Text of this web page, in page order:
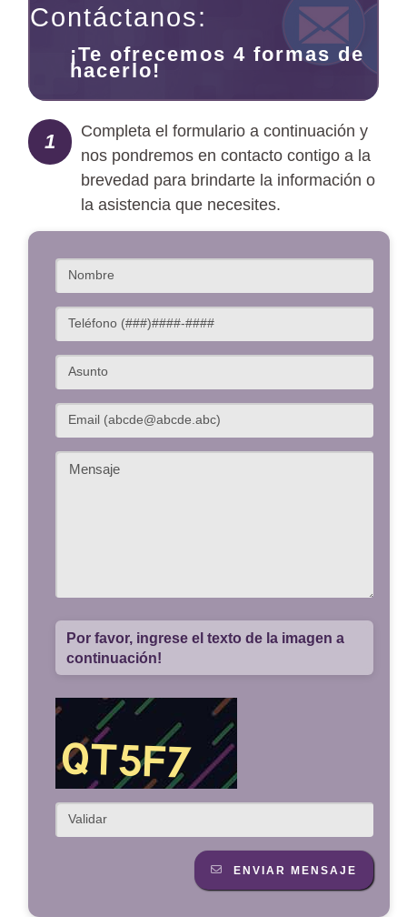
Contáctanos:
¡Te ofrecemos 4 formas de
hacerlo!
1
Completa el formulario a continuación y
nos pondremos en contacto contigo a la
brevedad para brindarte la información o
la asistencia que necesites.
Por favor, ingrese el texto de la imagen a
continuación!
ENVIAR MENSAJE